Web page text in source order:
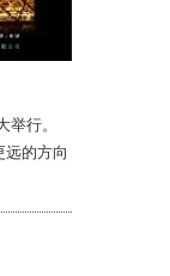
行。
的方向